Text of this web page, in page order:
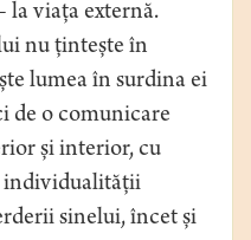
la viața externă.
nu țintește în
lumea în surdina ei
de o comunicare
și interior, cu
individualității
sinelui, încet și